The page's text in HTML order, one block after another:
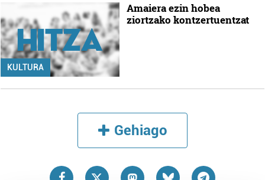
KULTURA
Amaiera ezin hobea
ziortzako kontzertuentzat
Gehiago